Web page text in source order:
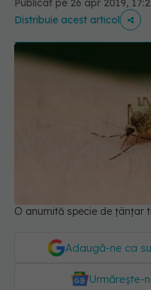
Publicat pe 26 apr 2019,
Distribuie acest articol
O anumită specie de țânțar
Adaugă-ne ca
Urmărește-